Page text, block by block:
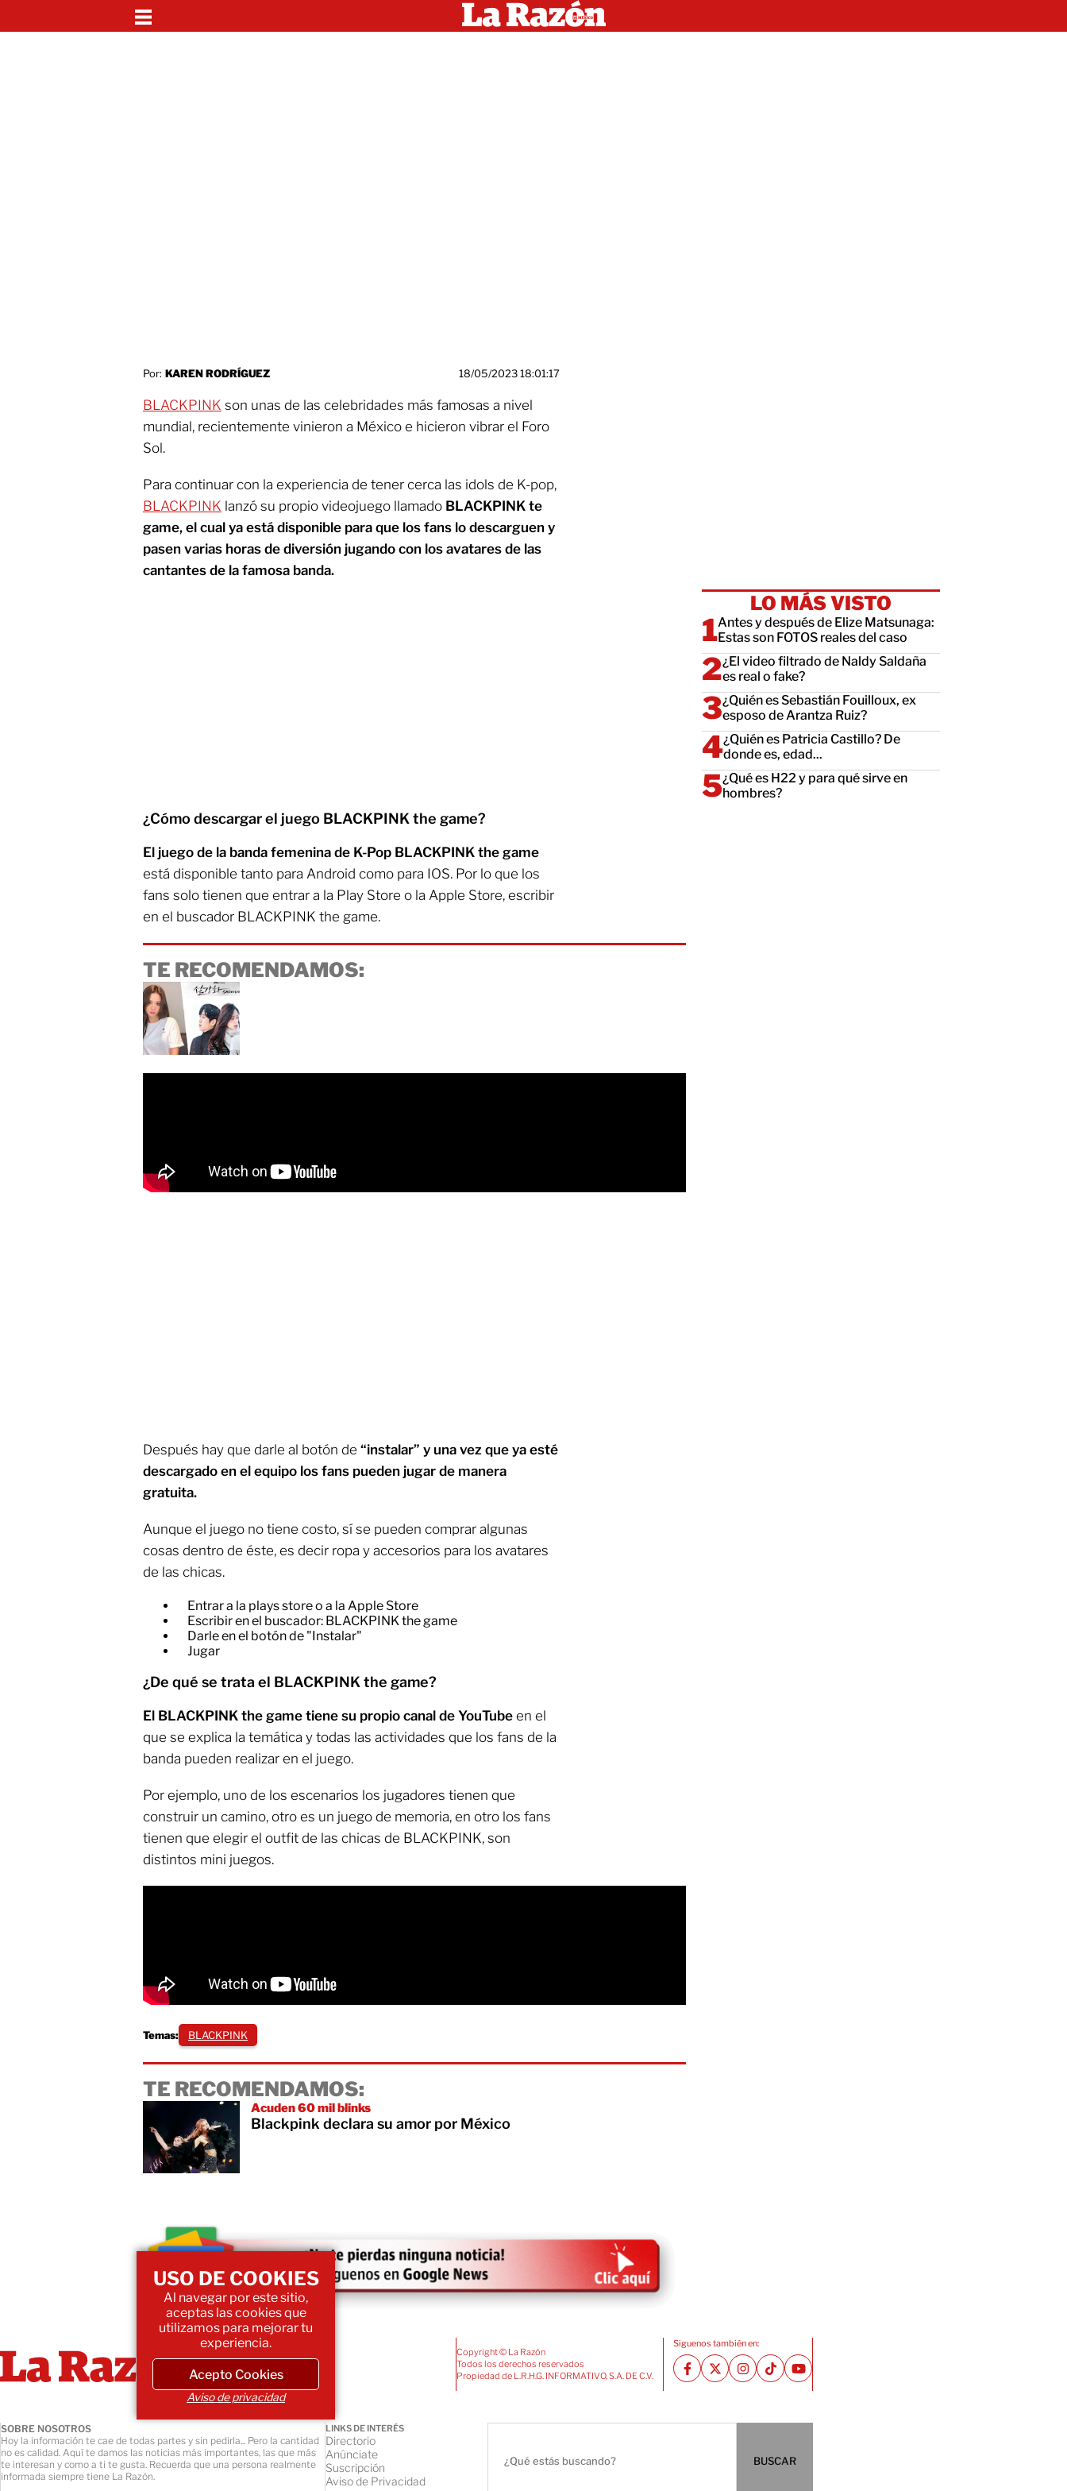
Por: KAREN RODRÍGUEZ 18/05/2023 18:01:17
BLACKPINK son unas de las celebridades más famosas a nivel
mundial, recientemente vinieron a México e hicieron vibrar el Foro
Sol.
Para continuar con la experiencia de tener cerca las idols de K-pop,
BLACKPINK lanzó su propio videojuego llamado BLACKPINK te
game, el cual ya está disponible para que los fans lo descarguen y
pasen varias horas de diversión jugando con los avatares de las
cantantes de la famosa banda.
¿Cómo descargar el juego BLACKPINK the game?
El juego de la banda femenina de K-Pop BLACKPINK the game
está disponible tanto para Android como para IOS. Por lo que los
fans solo tienen que entrar a la Play Store o la Apple Store, escribir
en el buscador BLACKPINK the game.
TE RECOMENDAMOS:
Después hay que darle al botón de “instalar” y una vez que ya esté
descargado en el equipo los fans pueden jugar de manera
gratuita.
Aunque el juego no tiene costo, sí se pueden comprar algunas
cosas dentro de éste, es decir ropa y accesorios para los avatares
de las chicas.
Entrar a la plays store o a la Apple Store
​Escribir en el buscador: BLACKPINK the game
​Darle en el botón de "Instalar"
​Jugar
¿De qué se trata el BLACKPINK the game?
El BLACKPINK the game tiene su propio canal de YouTube en el
que se explica la temática y todas las actividades que los fans de la
banda pueden realizar en el juego.
Por ejemplo, uno de los escenarios los jugadores tienen que
construir un camino, otro es un juego de memoria, en otro los fans
tienen que elegir el outfit de las chicas de BLACKPINK, son
distintos mini juegos.
Temas: BLACKPINK
TE RECOMENDAMOS:
Acuden 60 mil blinks
Blackpink declara su amor por México
LO MÁS VISTO
Antes y después de Elize Matsunaga:
Estas son FOTOS reales del caso
¿El video filtrado de Naldy Saldaña
es real o fake?
¿Quién es Sebastián Fouilloux, ex
esposo de Arantza Ruiz?
¿Quién es Patricia Castillo? De
donde es, edad...
¿Qué es H22 y para qué sirve en
hombres?
Copyright © La Razón
Todos los derechos reservados
Propiedad de L.R.H.G. INFORMATIVO, S.A. DE C.V.
Siguenos también en:
SOBRE NOSOTROS
Hoy la información te cae de todas partes y sin pedirla... Pero la cantidad
no es calidad. Aquí te damos las noticias más importantes, las que más
te interesan y como a ti te gusta. Recuerda que una persona realmente
informada siempre tiene La Razón.
LINKS DE INTERÉS
Directorio
Anúnciate
Suscripción
Aviso de Privacidad
BUSCAR
USO DE COOKIES
Al navegar por este sitio,
aceptas las cookies que
utilizamos para mejorar tu
experiencia.
Acepto Cookies
Aviso de privacidad